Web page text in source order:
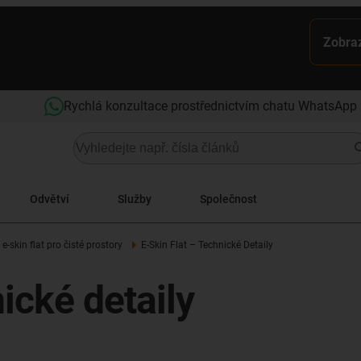
Rychlá konzultace prostřednictvím chatu WhatsApp
Odvětví Služby Společnost
skin flat pro čisté prostory E-Skin Flat – Technické Detaily
detaily